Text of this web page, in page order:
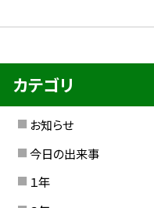
カテゴリ
お知らせ
今日の出来事
１年